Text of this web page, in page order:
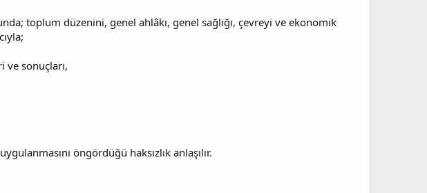
toplum düzenini, genel ahlâkı, genel sağlığı, çevreyi ve ekonomik
ve sonuçları,
öngördüğü haksızlık anlaşılır.